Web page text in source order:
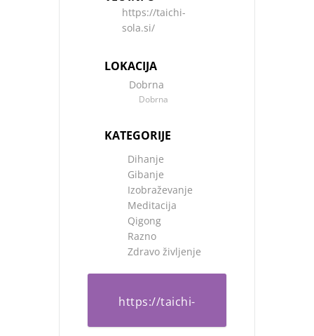
https://taichi-
sola.si/
LOKACIJA
Dobrna
Dobrna
KATEGORIJE
Dihanje
Gibanje
Izobraževanje
Meditacija
Qigong
Razno
Zdravo življenje
https://taichi-